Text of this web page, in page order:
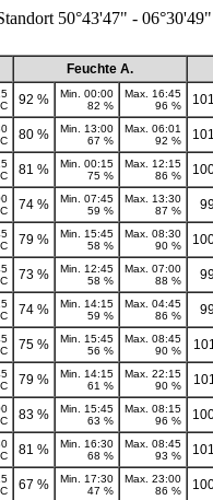
50°43'47" - 06°30'49"
Feuchte A.
92 %
Min. 00:00
82 %
Max. 16:45
96 %
80 %
Min. 13:00
67 %
Max. 06:01
92 %
81 %
Min. 00:15
75 %
Max. 12:15
86 %
74 %
Min. 07:45
59 %
Max. 13:30
87 %
79 %
Min. 15:45
58 %
Max. 08:30
90 %
73 %
Min. 12:45
58 %
Max. 07:00
88 %
74 %
Min. 14:15
59 %
Max. 04:45
86 %
75 %
Min. 15:45
56 %
Max. 08:45
90 %
79 %
Min. 14:15
61 %
Max. 22:15
90 %
83 %
Min. 15:45
63 %
Max. 08:15
96 %
81 %
Min. 16:30
68 %
Max. 08:45
93 %
67 %
Min. 17:30
47 %
Max. 23:00
86 %